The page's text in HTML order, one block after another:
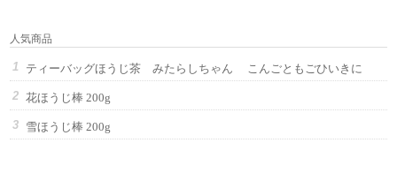
人気商品
ティーバッグほうじ茶 みたらしちゃん こんごともごひいきに
花ほうじ棒 200g
雪ほうじ棒 200g